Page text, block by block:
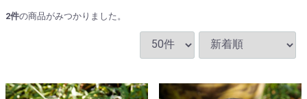
2件の商品がみつかりました。